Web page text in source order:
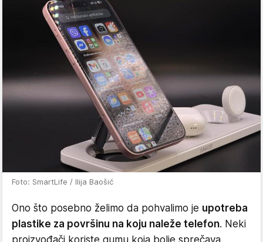
Foto: SmartLife / Ilija Baošić
Ono što posebno želimo da pohvalimo je upotreba
plastike za površinu na koju naleže telefon. Neki
proizvođači koriste gumu koja bolje sprečava